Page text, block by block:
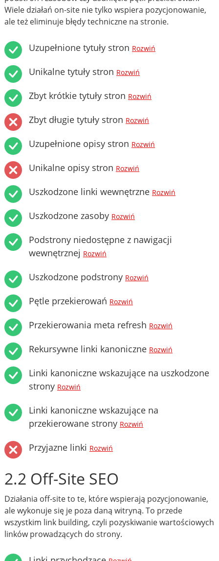
Wiele działań on-site nie tylko wspiera pozycjonowanie,
ale też eliminuje błędy techniczne na stronie.
Uzupełnione tytuły stron Rozwiń
Unikalne tytuły stron Rozwiń
Zbyt krótkie tytuły stron Rozwiń
Zbyt długie tytuły stron Rozwiń
Uzupełnione opisy stron Rozwiń
Unikalne opisy stron Rozwiń
Uszkodzone linki wewnętrzne Rozwiń
Uszkodzone zasoby Rozwiń
Podstrony niedostępne z nawigacji
wewnętrznej Rozwiń
Uszkodzone podstrony Rozwiń
Pętle przekierowań Rozwiń
Przekierowania meta refresh Rozwiń
Rekursywne linki kanoniczne Rozwiń
Linki kanoniczne wskazujące na uszkodzone
strony Rozwiń
Linki kanoniczne wskazujące na
przekierowane strony Rozwiń
Przyjazne linki Rozwiń
2.2 Off-Site SEO
Działania off-site to te, które wspierają pozycjonowanie,
ale wykonuje się je poza daną witryną. To przede
wszystkim link building, czyli pozyskiwanie wartościowych
linków prowadzących do strony.